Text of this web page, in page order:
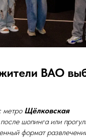
ВАО
метро Щёлковская
шопинга или
формат